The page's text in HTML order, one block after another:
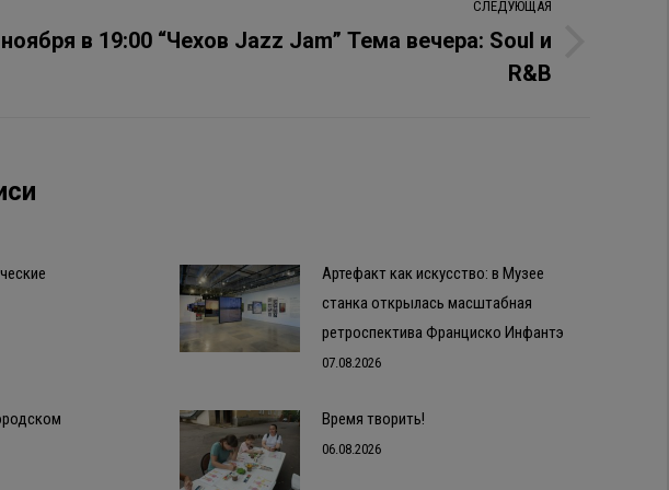
СЛЕДУЮЩАЯ
в 19:00 “Чехов Jazz Jam” Тема вечера: Soul и
R&B
Артефакт как искусство: в Музее
станка открылась масштабная
ретроспектива Франциско Инфантэ
07.08.2026
Время творить!
06.08.2026